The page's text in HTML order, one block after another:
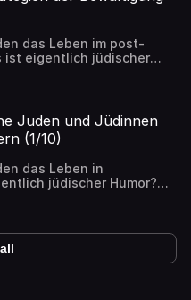
das Leben im post-
ist eigentlich jüdischer
diese und weitere
Sarah Nathusius mit
Juden und Jüdinnen
(1/10)
das Leben in
jüdischer Humor?
und weitere Themen
mit ihren